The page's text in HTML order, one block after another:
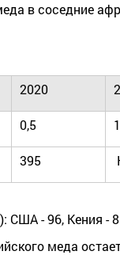
в соседние
2020
0,5
395
- 96, Кения -
меда